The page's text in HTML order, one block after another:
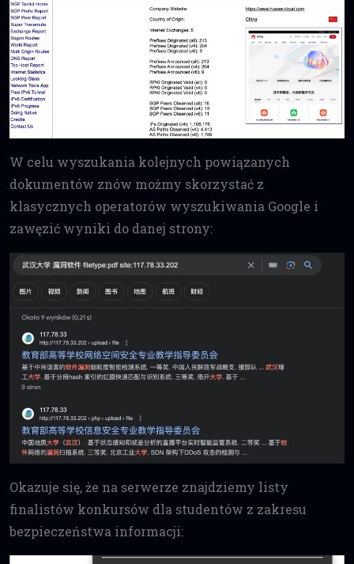
W celu wyszukania kolejnych powiązanych
dokumentów znów możmy skorzystać z
klasycznych operatorów wyszukiwania Google i
zawęzić wyniki do danej strony:
Okazuje się, że na serwerze znajdziemy listy
finalistów konkursów dla studentów z zakresu
bezpieczeństwa informacji: